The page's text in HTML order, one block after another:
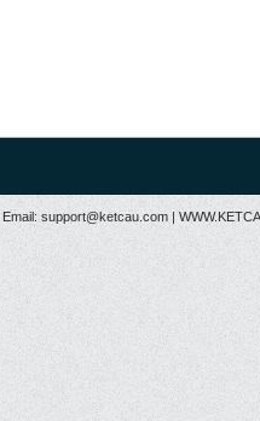
support@ketcau.com |